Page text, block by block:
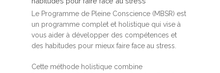
Le Programme de Pleine Conscience (MBSR) est
un programme complet et holistique qui vise à
vous aider à développer des compétences et
des habitudes pour mieux faire face au stress.
Cette méthode holistique combine